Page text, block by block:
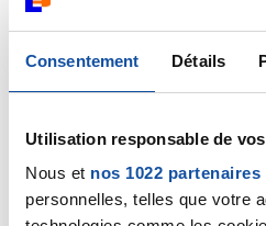
Consentement Détails
Utilisation responsable de
Nous et nos 1022 partenaires
personnelles, telles que votre
t'es un winner victor et tu
bon moral,çà fait parti du
cadeau pour toi je sais que
passe un bon dimanche avec
Citer